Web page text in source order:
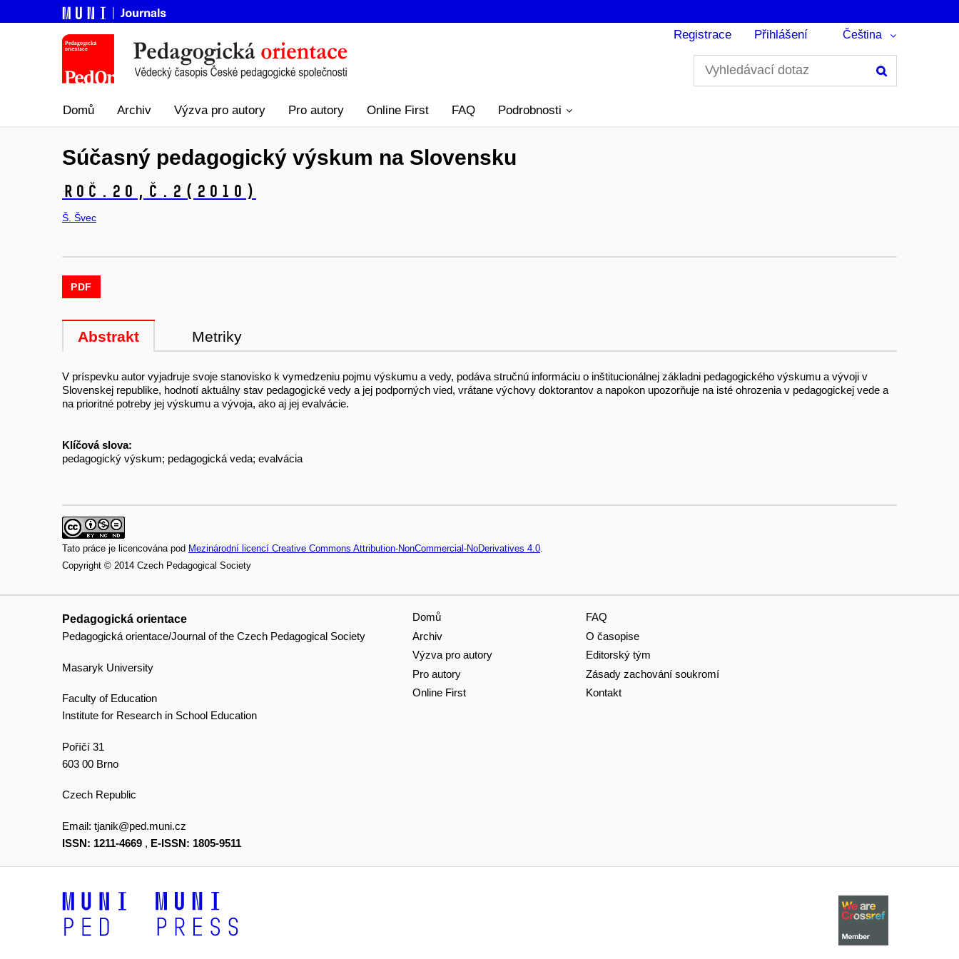
Registrace Přihlášení Čeština
Domů Archiv Výzva pro autory Pro autory Online First FAQ Podrobnosti
Súčasný pedagogický výskum na Slovensku
Roč.20, č.2 (2010)
Š. Švec
PDF
Abstrakt Metriky
V príspevku autor vyjadruje svoje stanovisko k vymedzeniu pojmu výskumu a vedy, podáva stručnú informáciu o inštitucionálnej základni pedagogického výskumu a vývoji v
Slovenskej republike, hodnotí aktuálny stav pedagogické vedy a jej podporných vied, vrátane výchovy doktorantov a napokon upozorňuje na isté ohrozenia v pedagogickej vede a
na prioritné potreby jej výskumu a vývoja, ako aj jej evalvácie.
Klíčová slova:
pedagogický výskum; pedagogická veda; evalvácia
Tato práce je licencována pod Mezinárodní licencí Creative Commons Attribution-NonCommercial-NoDerivatives 4.0
Copyright © 2014 Czech Pedagogical Society
Pedagogická orientace
Pedagogická orientace/Journal of the Czech Pedagogical Society
Masaryk University
Faculty of Education
Institute for Research in School Education
Poříčí 31
603 00 Brno
Czech Republic
Email: tjanik@ped.muni.cz
ISSN: 1211-4669 , E-ISSN: 1805-9511
Domů
Archiv
Výzva pro autory
Pro autory
Online First
FAQ
O časopise
Editorský tým
Zásady zachování soukromí
Kontakt